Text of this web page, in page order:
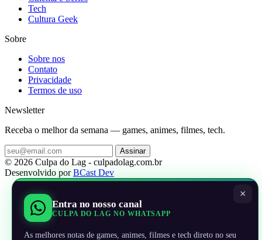
Tech
Cultura Geek
Sobre
Sobre nos
Contato
Privacidade
Termos de uso
Newsletter
Receba o melhor da semana — games, animes, filmes, tech.
Assinar
© 2026 Culpa do Lag - culpadolag.com.br
Desenvolvido porBCast Dev
×
Entra no nosso canal
CULPA DO LAG NO WHATSAPP
As melhores notas de games, animes, filmes e tech direto no seu